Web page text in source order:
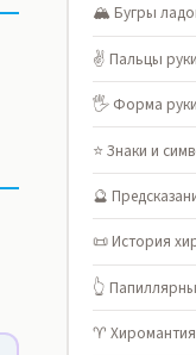
🏔️ Бугры
✌️ Пальцы руки
🖐️ Форма руки
⭐ Знаки и
🔮
📜 История
👆
♈